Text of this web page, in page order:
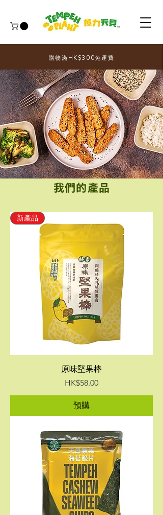
購物滿HK$300免運費
我們的產品
新產品
原味堅果棒
價格
HK$58.00
預購